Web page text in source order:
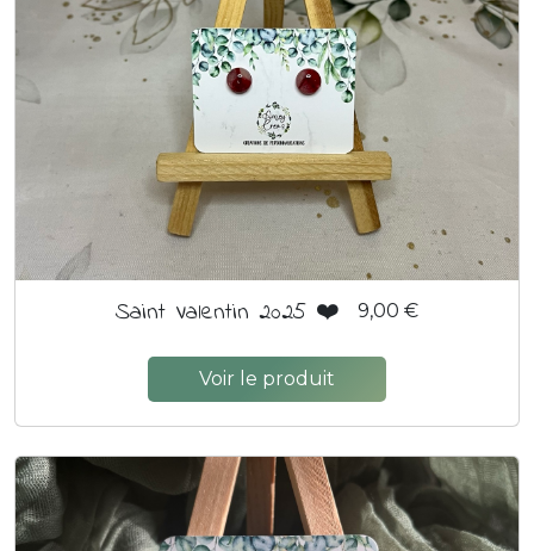
Saint Valentin 2025 ❤️ 9,00 €
Voir le produit